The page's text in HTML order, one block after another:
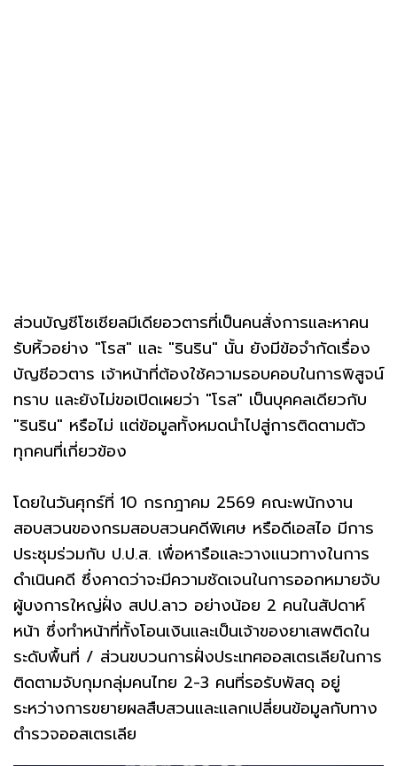
ส่วนบัญชีโซเชียลมีเดียอวตารที่เป็นคนสั่งการและหาคน
รับหิ้วอย่าง "โรส" และ "รินริน" นั้น ยังมีข้อจำกัดเรื่อง
บัญชีอวตาร เจ้าหน้าที่ต้องใช้ความรอบคอบในการพิสูจน์
ทราบ และยังไม่ขอเปิดเผยว่า "โรส" เป็นบุคคลเดียวกับ
"รินริน" หรือไม่ แต่ข้อมูลทั้งหมดนำไปสู่การติดตามตัว
ทุกคนที่เกี่ยวข้อง
โดยในวันศุกร์ที่ 10 กรกฎาคม 2569 คณะพนักงาน
สอบสวนของกรมสอบสวนคดีพิเศษ หรือดีเอสไอ มีการ
ประชุมร่วมกับ ป.ป.ส. เพื่อหารือและวางแนวทางในการ
ดำเนินคดี ซึ่งคาดว่าจะมีความชัดเจนในการออกหมายจับ
ผู้บงการใหญ่ฝั่ง สปป.ลาว อย่างน้อย 2 คนในสัปดาห์
หน้า ซึ่งทำหน้าที่ทั้งโอนเงินและเป็นเจ้าของยาเสพติดใน
ระดับพื้นที่ / ส่วนขบวนการฝั่งประเทศออสเตรเลียในการ
ติดตามจับกุมกลุ่มคนไทย 2-3 คนที่รอรับพัสดุ อยู่
ระหว่างการขยายผลสืบสวนและแลกเปลี่ยนข้อมูลกับทาง
ตำรวจออสเตรเลีย